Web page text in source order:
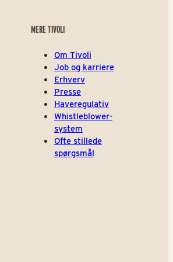
MERE TIVOLI
Om Tivoli
Job og karriere
Erhverv
Presse
Haveregulativ
Whistleblower-
system
Ofte stillede
spørgsmål